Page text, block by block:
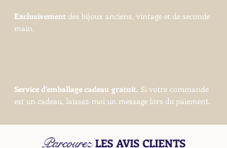
Exclusivement des bijoux anciens, vintage et de seconde
main.
Service d’emballage cadeau gratuit. Si votre commande
est un cadeau, laissez-moi un message lors du paiement.
Parcourez LES AVIS CLIENTS